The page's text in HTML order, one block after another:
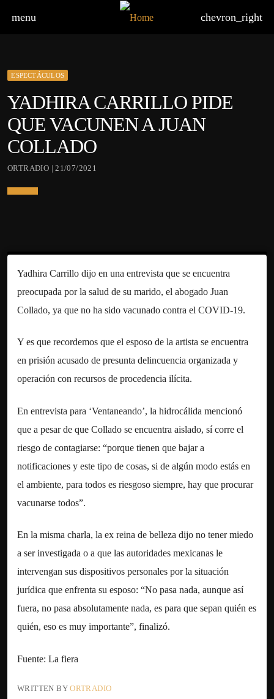
menu chevron_right
ESPECTÁCULOS
YADHIRA CARRILLO PIDE
QUE VACUNEN A JUAN
COLLADO
ORTRADIO | 21/07/2021
Yadhira Carrillo dijo en una entrevista que se encuentra
preocupada por la salud de su marido, el abogado Juan
Collado, ya que no ha sido vacunado contra el COVID-19.
Y es que recordemos que el esposo de la artista se encuentra
en prisión acusado de presunta delincuencia organizada y
operación con recursos de procedencia ilícita.
En entrevista para ‘Ventaneando’, la hidrocálida mencionó
que a pesar de que Collado se encuentra aislado, sí corre el
riesgo de contagiarse: “porque tienen que bajar a
notificaciones y este tipo de cosas, si de algún modo estás en
el ambiente, para todos es riesgoso siempre, hay que procurar
vacunarse todos”.
En la misma charla, la ex reina de belleza dijo no tener miedo
a ser investigada o a que las autoridades mexicanas le
intervengan sus dispositivos personales por la situación
jurídica que enfrenta su esposo: “No pasa nada, aunque así
fuera, no pasa absolutamente nada, es para que sepan quién es
quién, eso es muy importante”, finalizó.
Fuente: La fiera
WRITTEN BYORTRADIO